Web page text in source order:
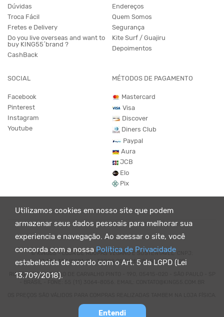
Utilizamos cookies em nosso site que podem
armazenar seus dados pessoais para melhorar sua
experiencia e navegação. Ao acessar o site, você
concorda com a nossa Política de Privacidade
estabelecida de acordo com o Art. 5 da LGPD (Lei
13.709/2018).
Entendi
Dúvidas
Troca Fácil
Fretes e Delivery
Do you live overseas and want to
buy KING55´brand ?
CashBack
Endereços
Quem Somos
Segurança
Kite Surf / Guajiru
Depoimentos
SOCIAL
Facebook
Pinterest
Instagram
Youtube
MÉTODOS DE PAGAMENTO
Mastercard
Visa
Discover
Diners Club
Paypal
Aura
JCB
Elo
Pix
© KING55 - LOJA DE ROUPAS VEGANO E SUSTENTÁVEL. CNPJ:
07.438.330/0001-02 . TODOS OS DIREITOS RESERVADOS.
RUA DOUTOR VIRGÍLIO DE CARVALHO PINTO - 190, 05415-020 - SÃO PAULO - SP
Powered by